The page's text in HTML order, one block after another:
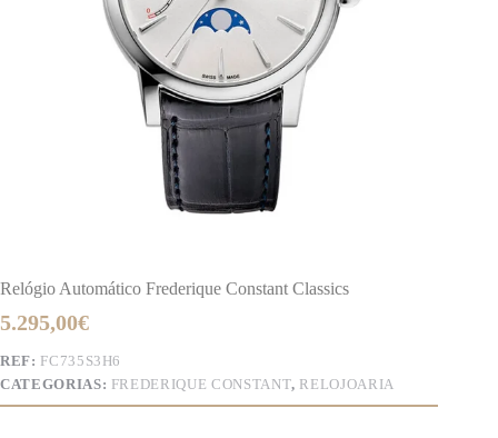
Relógio Automático Frederique Constant Classics
5.295,00€
REF: FC735S3H6
CATEGORIAS: FREDERIQUE CONSTANT, RELOJOARIA